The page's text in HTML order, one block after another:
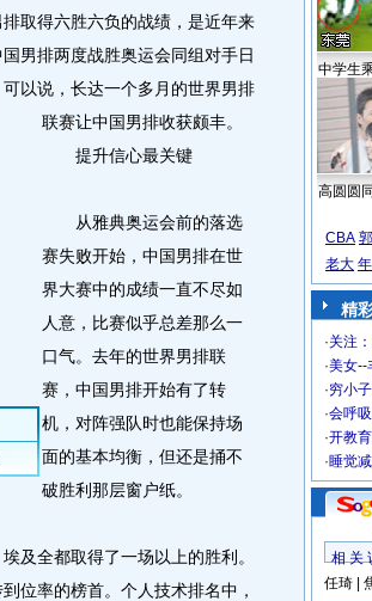
取得六胜六负的战绩，是近年来
男排两度战胜奥运会同组对手日
可以说，长达一个多月的世界男排
联赛让中国男排收获颇丰。
提升信心最关键
从雅典奥运会前的落选
赛失败开始，中国男排在世
界大赛中的成绩一直不尽如
人意，比赛似乎总差那么一
口气。去年的世界男排联
赛，中国男排开始有了转
机，对阵强队时也能保持场
面的基本均衡，但还是捅不
破胜利那层窗户纸。
全都取得了一场以上的胜利。
位率的榜首。个人技术排名中，
中学生
高圆圆
CBA
老大
精
·关注
·美女--
·穷小
·会呼
·开教
·睡觉
相 关
任琦|